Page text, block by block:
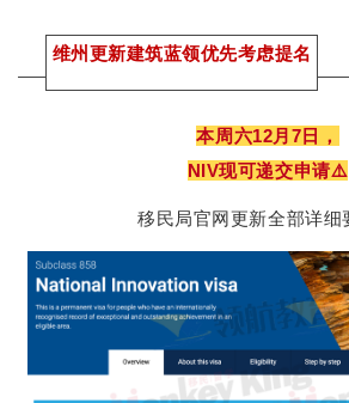
维州更新建筑蓝领优先考虑提名
本周六12月7日，
NIV现可递交申请⚠️
移民局官网更新全部详细